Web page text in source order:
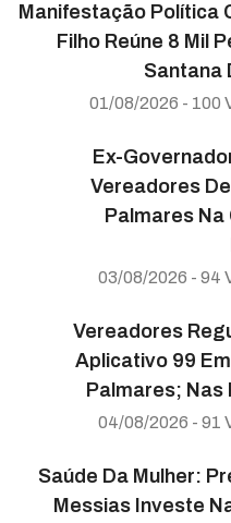
Manifestação Política
Filho Reúne 8 Mil
Santana
01/08/2026 - 100
Ex-
Vereadores
Palmares
03/08/2026 - 94
Vereadores
Aplicativo 99
Palmares; Nas
04/08/2026 - 91
Saúde Da Mulher:
Messias Investe